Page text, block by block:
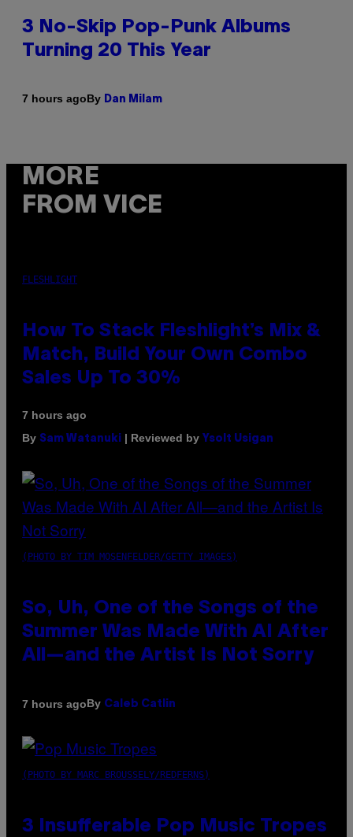
3 No-Skip Pop-Punk Albums
Turning 20 This Year
7 hours agoBy Dan Milam
MORE
FROM VICE
FLESHLIGHT
How To Stack Fleshlight’s Mix &
Match, Build Your Own Combo
Sales Up To 30%
7 hours ago
By Sam Watanuki | Reviewed by Ysolt Usigan
(PHOTO BY TIM MOSENFELDER/GETTY IMAGES)
So, Uh, One of the Songs of the
Summer Was Made With AI After
All—and the Artist Is Not Sorry
7 hours agoBy Caleb Catlin
(PHOTO BY MARC BROUSSELY/REDFERNS)
3 Insufferable Pop Music Tropes